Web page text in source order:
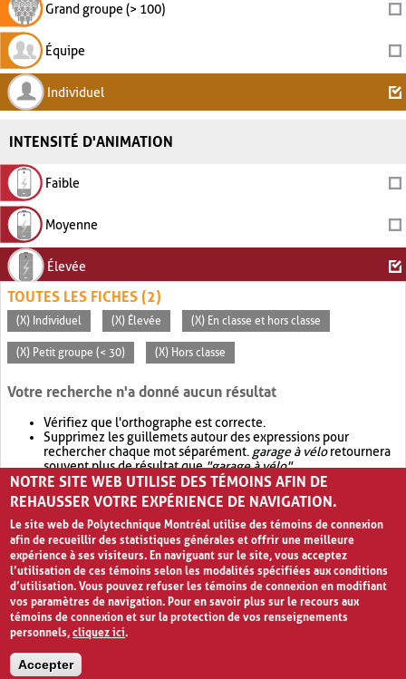
Grand groupe (> 100)
Équipe
Individuel
INTENSITÉ D'ANIMATION
Faible
Moyenne
Élevée
TOUTES LES FICHES (2)
(X) Individuel (X) Élevée (X) En classe et hors classe
(X) Petit groupe (< 30) (X) Hors classe
Votre recherche n'a donné aucun résultat
Vérifiez que l'orthographe est correcte.
Supprimez les guillemets autour des expressions pour
rechercher chaque mot séparément. garage à véloretournera
souvent plus de résultat que"garage à vélo".
Envisagez d'élargir votre recherche avec OR.garage OR vélo
retournera souvent plus de résultat quegarage à vélo
NOTRE SITE WEB UTILISE DES TÉMOINS AFIN DE
REHAUSSER VOTRE EXPÉRIENCE DE NAVIGATION.
Le site web de Polytechnique Montréal utilise des témoins de connexion
afin de recueillir des statistiques générales et offrir une meilleure
expérience à ses visiteurs. En naviguant sur le site, vous acceptez
l’utilisation de ces témoins selon les modalités spécifiées aux conditions
d’utilisation. Vous pouvez refuser les témoins de connexion en modifiant
vos paramètres de navigation. Pour en savoir plus sur le recours aux
témoins de connexion et sur la protection de vos renseignements
personnels,cliquez ici.
Accepter